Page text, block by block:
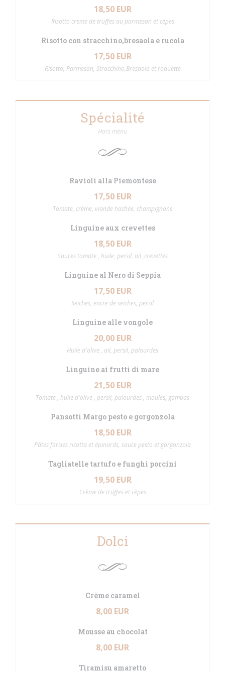
18,50 EUR
Risotto creme de truffes au parmesan et cèpes
Risotto con stracchino,bresaola e rucola
17,50 EUR
Risotto, Parmesan, Stracchino,Bresaola et roquette
Spécialité
Hors menu
Ravioli alla Piemontese
17,50 EUR
Tomate, crème, viande hachée, champignons
Linguine aux crevettes
18,50 EUR
Sauces tomate , huile, persil, ail ,crevettes
Linguine al Nero di Seppia
17,50 EUR
Seiches, encre de seiches, persil
Linguine alle vongole
20,00 EUR
Huile d'olive , ail, persil, palourdes
Linguine ai frutti di mare
21,50 EUR
Tomate , huile d'olive , persil, palourdes , moules, gambas
Pansotti Margo pesto e gorgonzola
18,50 EUR
Pâtes farcies ricotta et épinards, sauce pesto et gorgonzola
Tagliatelle tartufo e funghi porcini
19,50 EUR
Crème de truffes et cèpes
Dolci
Crème caramel
8,00 EUR
Mousse au chocolat
8,00 EUR
Tiramisu amaretto